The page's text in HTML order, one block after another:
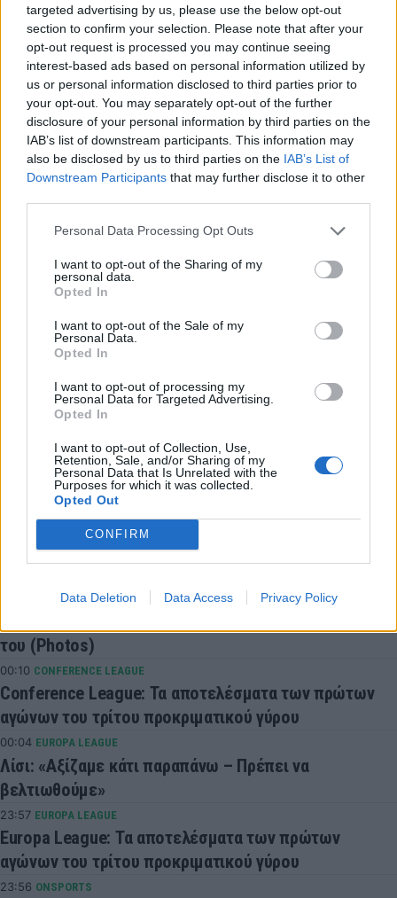
targeted advertising by us, please use the below opt-out
section to confirm your selection. Please note that after your
opt-out request is processed you may continue seeing
interest-based ads based on personal information utilized by
us or personal information disclosed to third parties prior to
your opt-out. You may separately opt-out of the further
disclosure of your personal information by third parties on the
IAB’s list of downstream participants. This information may
also be disclosed by us to third parties on the IAB’s List of
Downstream Participants that may further disclose it to other
Personal Data Processing Opt Outs
I want to opt-out of the Sharing of my
personal data.
Opted In
I want to opt-out of the Sale of my
Personal Data.
Opted In
I want to opt-out of processing my
Personal Data for Targeted Advertising.
Opted In
I want to opt-out of Collection, Use,
Retention, Sale, and/or Sharing of my
Personal Data that Is Unrelated with the
Purposes for which it was collected.
Opted Out
CONFIRM
Data Deletion Data Access Privacy Policy
δεν θα άφηνα την ομάδα μου, τον Παναθηναϊκό,
λίγο πριν την έναρξη του πρωταθλήματος. Πρέπει
να μείνουμε αφοσιωμένοι στη δουλειά μας στον
Παναθηναϊκό», είπε χαρακτηριστικά ο Γιώργος
Δώνης.
Παιχνίδι από παντού στη Novibet με το
νέο Mobile App
Δώνης Γιώργος
COMMENTS
Συνδεθείτε για να σχολιάσετε
LATEST NEWS
EUROLEAGUE
του (Photos)
00:10 CONFERENCE LEAGUE
Conference League: Τα αποτελέσματα των πρώτων
αγώνων του τρίτου προκριματικού γύρου
00:04 EUROPA LEAGUE
Λίσι: «Αξίζαμε κάτι παραπάνω – Πρέπει να
βελτιωθούμε»
23:57 EUROPA LEAGUE
Europa League: Τα αποτελέσματα των πρώτων
αγώνων του τρίτου προκριματικού γύρου
23:56 ONSPORTS